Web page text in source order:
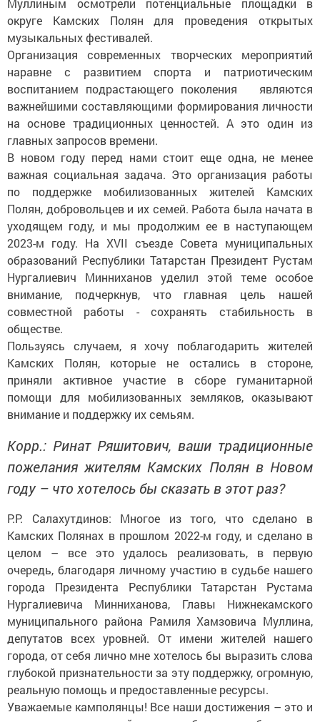
Муллиным осмотрели потенциальные площадки в
округе Камских Полян для проведения открытых
музыкальных фестивалей.
Организация современных творческих мероприятий
наравне с развитием спорта и патриотическим
воспитанием подрастающего поколения являются
важнейшими составляющими формирования личности
на основе традиционных ценностей. А это один из
главных запросов времени.
В новом году перед нами стоит еще одна, не менее
важная социальная задача. Это организация работы
по поддержке мобилизованных жителей Камских
Полян, добровольцев и их семей. Работа была начата в
уходящем году, и мы продолжим ее в наступающем
2023-м году. На XVII съезде Совета муниципальных
образований Республики Татарстан Президент Рустам
Нургалиевич Минниханов уделил этой теме особое
внимание, подчеркнув, что главная цель нашей
совместной работы - сохранять стабильность в
обществе.
Пользуясь случаем, я хочу поблагодарить жителей
Камских Полян, которые не остались в стороне,
приняли активное участие в сборе гуманитарной
помощи для мобилизованных земляков, оказывают
внимание и поддержку их семьям.
Корр.: Ринат Ряшитович, ваши традиционные
пожелания жителям Камских Полян в Новом
году – что хотелось бы сказать в этот раз?
Р.Р. Салахутдинов: Многое из того, что сделано в
Камских Полянах в прошлом 2022-м году, и сделано в
целом – все это удалось реализовать, в первую
очередь, благодаря личному участию в судьбе нашего
города Президента Республики Татарстан Рустама
Нургалиевича Минниханова, Главы Нижнекамского
муниципального района Рамиля Хамзовича Муллина,
депутатов всех уровней. От имени жителей нашего
города, от себя лично мне хотелось бы выразить слова
глубокой признательности за эту поддержку, огромную,
реальную помощь и предоставленные ресурсы.
Уважаемые камполянцы! Все наши достижения – это и